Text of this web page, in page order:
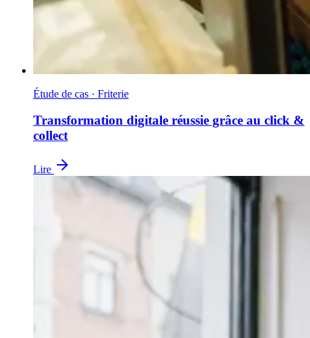
Étude de cas · Friterie
Transformation digitale réussie grâce au click &
collect
Lire